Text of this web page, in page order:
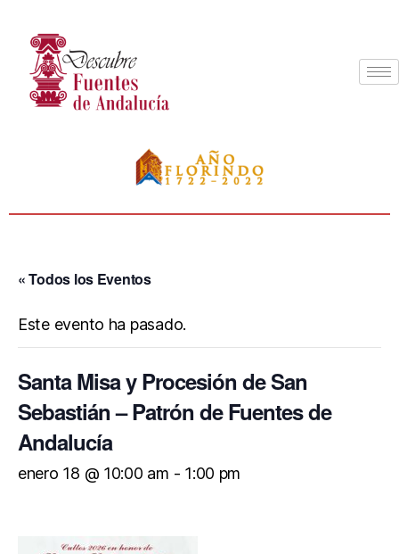
« Todos los Eventos
Este evento ha pasado.
Santa Misa y Procesión de San
Sebastián – Patrón de Fuentes de
Andalucía
enero 18 @ 10:00 am - 1:00 pm